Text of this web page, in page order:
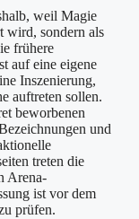
weil Magie
wird, sondern als
frühere
auf eine eigene
Inszenierung,
auftreten sollen.
beworbenen
und
treten die
Arena-
ist vor dem
prüfen.